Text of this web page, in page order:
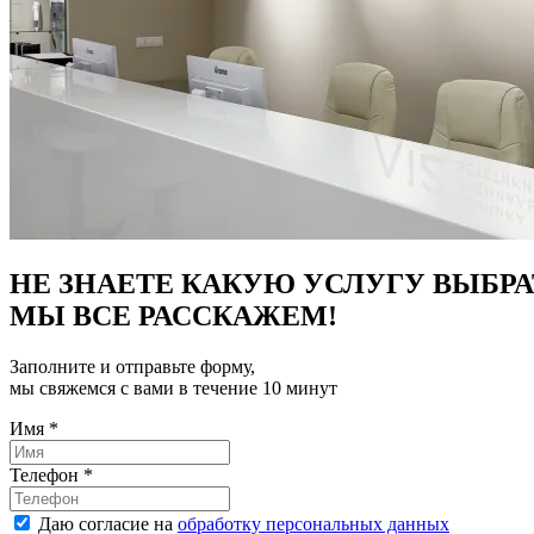
НЕ ЗНАЕТЕ КАКУЮ УСЛУГУ
МЫ ВСЕ РАССКАЖЕМ!
Заполните и отправьте форму,
мы свяжемся с вами в течение 10 минут
Имя *
Телефон *
Даю согласие на обработку персональных данных